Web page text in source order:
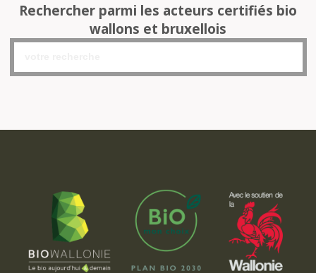
Rechercher parmi les acteurs certifiés bio
wallons et bruxellois